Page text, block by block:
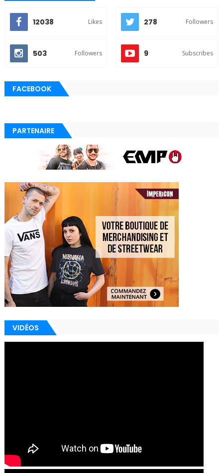
12038 Likes 278 Followers
503 Followers 9 Subscribes
FACEBOOK
PARTENAIRE
VIDÉOS